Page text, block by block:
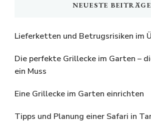
NEUESTE BEITRÄGE
Lieferketten und Betrugsrisiken im
Die perfekte Grillecke im Garten –
ein Muss
Eine Grillecke im Garten einrichten
Tipps und Planung einer Safari in